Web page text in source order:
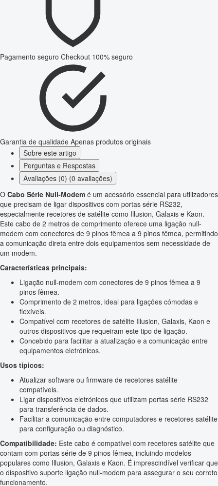
Pagamento seguro Checkout 100% seguro
Garantia de qualidade Apenas produtos originais
Sobre este artigo
Perguntas e Respostas
Avaliações (0) (0 avaliações)
O Cabo Série Null-Modem é um acessório essencial para utilizadores
que precisam de ligar dispositivos com portas série RS232,
especialmente recetores de satélite como Illusion, Galaxis e Kaon.
Este cabo de 2 metros de comprimento oferece uma ligação null-
modem com conectores de 9 pinos fêmea a 9 pinos fêmea, permitindo
a comunicação direta entre dois equipamentos sem necessidade de
um modem.
Características principais:
Ligação null-modem com conectores de 9 pinos fêmea a 9
pinos fêmea.
Comprimento de 2 metros, ideal para ligações cómodas e
flexíveis.
Compatível com recetores de satélite Illusion, Galaxis, Kaon e
outros dispositivos que requeiram este tipo de ligação.
Concebido para facilitar a atualização e a comunicação entre
equipamentos eletrónicos.
Usos típicos:
Atualizar software ou firmware de recetores satélite
compatíveis.
Ligar dispositivos eletrónicos que utilizam portas série RS232
para transferência de dados.
Facilitar a comunicação entre computadores e recetores satélite
para configuração ou diagnóstico.
Compatibilidade: Este cabo é compatível com recetores satélite que
contam com portas série de 9 pinos fêmea, incluindo modelos
populares como Illusion, Galaxis e Kaon. É imprescindível verificar que
o dispositivo suporte ligação null-modem para assegurar o seu correto
funcionamento.